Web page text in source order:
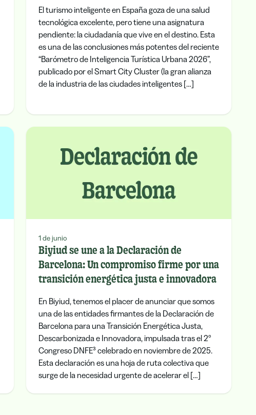
El turismo inteligente en España goza de una salud
tecnológica excelente, pero tiene una asignatura
pendiente: la ciudadanía que vive en el destino. Esta
es una de las conclusiones más potentes del reciente
“Barómetro de Inteligencia Turística Urbana 2026”,
publicado por el Smart City Cluster (la gran alianza
de la industria de las ciudades inteligentes […]
1 de junio
Biyiud se une a la Declaración de
Barcelona: Un compromiso firme por una
transición energética justa e innovadora
En Biyiud, tenemos el placer de anunciar que somos
una de las entidades firmantes de la Declaración de
Barcelona para una Transición Energética Justa,
Descarbonizada e Innovadora, impulsada tras el 2º
Congreso DNFE³ celebrado en noviembre de 2025.
Esta declaración es una hoja de ruta colectiva que
surge de la necesidad urgente de acelerar el […]